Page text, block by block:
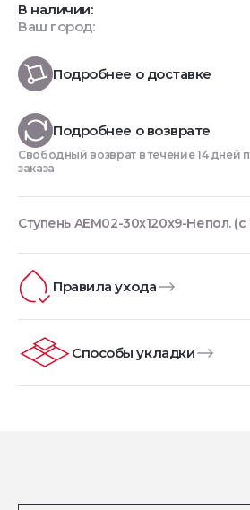
В наличии:
Ваш город:
Подробнее о доставке
Подробнее о возврате
Свободный возврат в течение 14 дней
заказа
Ступень AEM02-30x120x9-Непол.
Правила ухода
Способы укладки